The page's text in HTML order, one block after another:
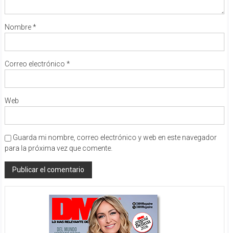
Nombre*
Correo electrónico *
Web
Guarda mi nombre, correo electrónico y web en este navegador
para la próxima vez que comente.